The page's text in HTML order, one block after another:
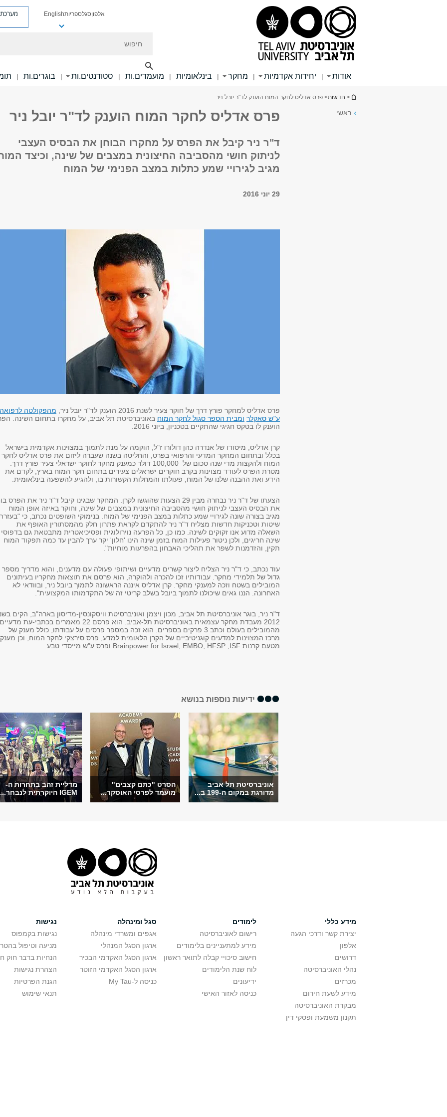
אלפוןסגלספריותEnglish מערכת
אודות | יחידות אקדמיות | מחקר | בינלאומיות | מועמדים.ות | סטודנטים.ות | בוגרים.ות |
הינך נמצא כאן
> חדשות> פרס אדליס לחקר המוח הוענק לד"ר יובל ניר
ראשי פרס אדליס לחקר המוח הוענק לד"ר יובל ניר
ד"ר ניר קיבל את הפרס על מחקרו הבוחן את הבסיס העצבי
לניתוק חושי מהסביבה החיצונית במצבים של שינה, וכיצד
מגיב לגירויי שמע כתלות במצב הפנימי של המוח
29 יוני 2016
פרס אדליס למחקר פורץ דרך של חוקר צעיר לשנת 2016 הוענק לד"ר יובל ניר,
מהפקולטה לרפואה
ע"ש סאקלר ומבית הספר סגול לחקר המוח באוניברסיטת תל אביב, על מחקרו בתחום השינה.
הוענק לו בטקס חגיגי שהתקיים בטכניון, ביוני 2016.
קרן אדליס, מיסודו של אנדרה כהן דולורו ז"ל, הוקמה על מנת לתמוך במצוינות אקדמית בישראל
בכלל ובתחום המחקר המדעי והרפואי בפרט, והחליטה בשנה שעברה ליזום את פרס אדליס לחקר
המוח ולהקצות מדי שנה סכום של 100,000 דולר כמענק מחקר לחוקר ישראלי צעיר פורץ דרך.
מטרת הפרס לעודד מצוינות בקרב חוקרים ישראלים צעירים בתחום חקר המוח בארץ, לקדם את
הידע ואת ההבנה שלנו של המוח, פעולתו והמחלות הקשורות בו, ולהגיע להשפעה בינלאומית.
הצעתו של ד"ר ניר נבחרה מבין 29 הצעות שהוגשו לקרן. המחקר שבגינו קיבל ד"ר ניר את הפרס
את הבסיס העצבי לניתוק חושי מהסביבה החיצונית במצבים של שינה, וחוקר באיזה אופן המוח
מגיב בצורה שונה לגירויי שמע כתלות במצב הפנימי של המוח. בנימוקי השופטים נכתב, כי
שיטות וטכניקות חדשות מצליח ד"ר ניר להתקדם לקראת פתרון חלק מהמסתורין האופף את
השאלה מדוע אנו זקוקים לשינה. כמו כן, כל הפרעה נוירולוגית ופסיכיאטרית מתבטאת גם בדפוסי
שינה חריגים, ולכן ניטור פעילות המוח בזמן שינה הינו 'חלון' יקר ערך להבין עד כמה תפקוד המוח
תקין, והזדמנות לשפר את תהליכי האבחון בהפרעות מוחיות".
עוד נכתב, כי ד"ר ניר הצליח ליצור קשרים מדעיים ושיתופי פעולה עם מדענים, והוא מדריך מספר
גדול של תלמידי מחקר. עבודותיו זכו להכרה ולהוקרה, הוא פרסם את תוצאות מחקריו בעיתונים
המובילים בשטח וזכה למענקי מחקר. קרן אדליס איננה הראשונה לתמוך ביובל ניר, ובוודאי לא
האחרונה. הננו גאים שיכולנו לתמוך ביובל בשלב קריטי זה של התקדמותו המקצועית".
ד"ר ניר, בוגר אוניברסיטת תל אביב, מכון ויצמן ואוניברסיטת וויסקונסין-מדיסון בארה"ב, הקים
2012 מעבדת מחקר עצמאית באוניברסיטת תל-אביב. הוא פרסם 22 מאמרים בכתבי-עת מדעיים
מהמובילים בעולם וכתב 3 פרקים בספרים. הוא זכה במספר פרסים על עבודתו, כולל מענק של
מרכז המצוינות למדעים קוגניטיביים של הקרן הלאומית למדע, פרס סירצקי לחקר המוח, וכן
מטעם קרנות ISF
Brainpower for Israel, EMBO, HFSP ופרס ע"ש מייסדי טבע.
ידיעות נוספות בנושא
אוניברסיטת תל אביב
מדורגת במקום ה-199 ב...
הסרט "כתם קצבים"
מועמד לפרסי האוסקר...
מדליית זהב בתחרות ה-
IGEM היוקרתית לנבחר...
מידע כללי
יצירת קשר ודרכי הגעה
אלפון
דרושים
נהלי האוניברסיטה
מכרזים
מידע לשעת חירום
מבקרת האוניברסיטה
תקנון משמעת ופסקי דין
לימודים
רישום לאוניברסיטה
מידע למתעניינים בלימודים
חישוב סיכויי קבלה לתואר ראשון
לוח שנת הלימודים
ידיעונים
כניסה לאזור האישי
סגל ומינהלה
אגפים ומשרדי מינהלה
ארגון הסגל המנהלי
ארגון הסגל האקדמי הבכיר
ארגון הסגל האקדמי הזוטר
כניסה ל-My Tau
נגישות
נגישות בקמפוס
מניעה וטיפול
הנחיות בדבר חוק
הצהרת נגישות
הגנת הפרטיות
תנאי שימוש